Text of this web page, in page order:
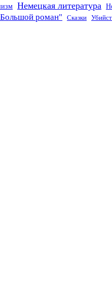
Немецкая литература
роман" Сказки